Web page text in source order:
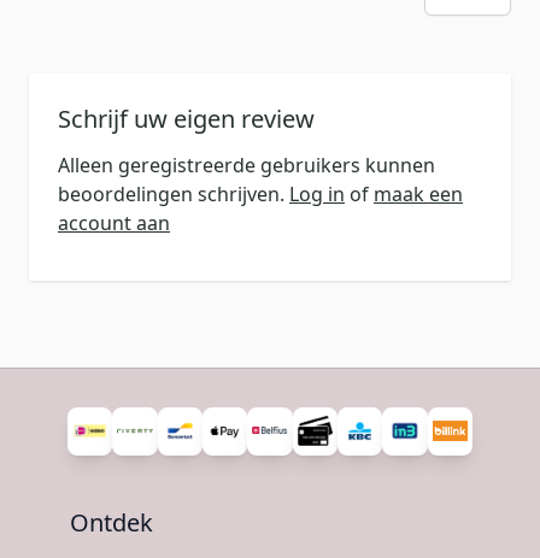
Schrijf uw eigen review
Alleen geregistreerde gebruikers kunnen
beoordelingen schrijven. Log in of maak een
account aan
Ontdek